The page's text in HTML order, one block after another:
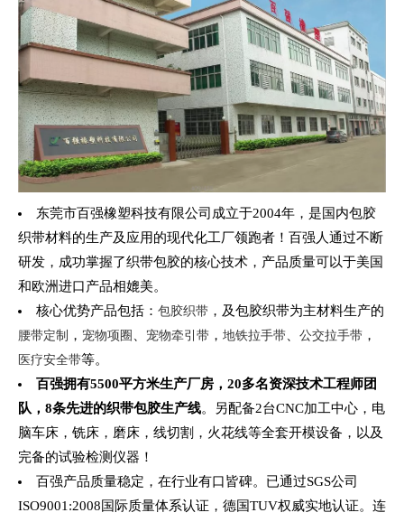
东莞市百强橡塑科技有限公司成立于2004年，是国内包胶
织带材料的生产及应用的现代化工厂领跑者！百强人通过不断
研发，成功掌握了织带包胶的核心技术，产品质量可以于美国
和欧洲进口产品相媲美。
核心优势产品包括： 包胶织带 ，及包胶织带为主材料生产的
腰带定制 ， 宠物项圈 、 宠物牵引带 ， 地铁拉手带、 公交拉手带 ，
医疗安全带等。
百强拥有5500平方米生产厂房，20多名资深技术工程师团
队，8条先进的织带包胶生产线。另配备2台CNC加工中心，电
脑车床，铣床，磨床，线切割，火花线等全套开模设备，以及
完备的试验检测仪器！
百强产品质量稳定，在行业有口皆碑。已通过SGS公司
ISO9001:2008国际质量体系认证，德国TUV权威实地认证。连